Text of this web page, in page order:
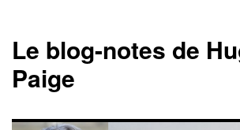
Le blog-notes de
Paige